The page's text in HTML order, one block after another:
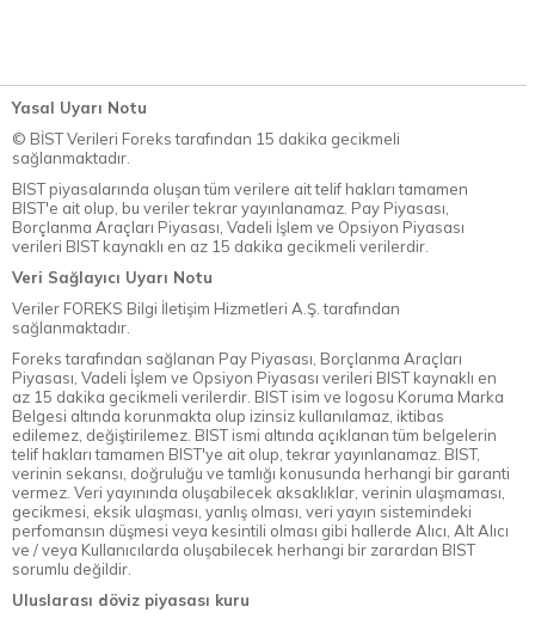
Yasal Uyarı Notu
© BİST Verileri Foreks tarafından 15 dakika gecikmeli
sağlanmaktadır.
BIST piyasalarında oluşan tüm verilere ait telif hakları tamamen
BIST'e ait olup, bu veriler tekrar yayınlanamaz. Pay Piyasası,
Borçlanma Araçları Piyasası, Vadeli İşlem ve Opsiyon Piyasası
verileri BIST kaynaklı en az 15 dakika gecikmeli verilerdir.
Veri Sağlayıcı Uyarı Notu
Veriler FOREKS Bilgi İletişim Hizmetleri A.Ş. tarafından
sağlanmaktadır.
Foreks tarafından sağlanan Pay Piyasası, Borçlanma Araçları
Piyasası, Vadeli İşlem ve Opsiyon Piyasası verileri BIST kaynaklı en
az 15 dakika gecikmeli verilerdir. BIST isim ve logosu Koruma Marka
Belgesi altında korunmakta olup izinsiz kullanılamaz, iktibas
edilemez, değiştirilemez. BIST ismi altında açıklanan tüm belgelerin
telif hakları tamamen BIST'ye ait olup, tekrar yayınlanamaz. BIST,
verinin sekansı, doğruluğu ve tamlığı konusunda herhangi bir garanti
vermez. Veri yayınında oluşabilecek aksaklıklar, verinin ulaşmaması,
gecikmesi, eksik ulaşması, yanlış olması, veri yayın sistemindeki
perfomansın düşmesi veya kesintili olması gibi hallerde Alıcı, Alt Alıcı
ve / veya Kullanıcılarda oluşabilecek herhangi bir zarardan BIST
sorumlu değildir.
Uluslarası döviz piyasası kuru